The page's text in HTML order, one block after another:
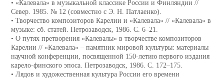
• «Калевала» в музыкальной классике России и Финляндии //
Север. 1985. № 12 (совместно с Э. Н. Патлаенко).
• Творчество композиторов Карелии и «Калевала» // «Калевала» в
музыке: сб. статей. Петрозаводск, 1986. С. 6–21.
• О путях претворения «Калевалы» в творчестве композиторов
Карелии // «Калевала» – памятник мировой культуры: материалы
научной конференции, посвященной 150-летию первого издания
карело-финского эпоса. Петрозаводск, 1986. С. 172–175.
• Лядов и художественная культура России его времени